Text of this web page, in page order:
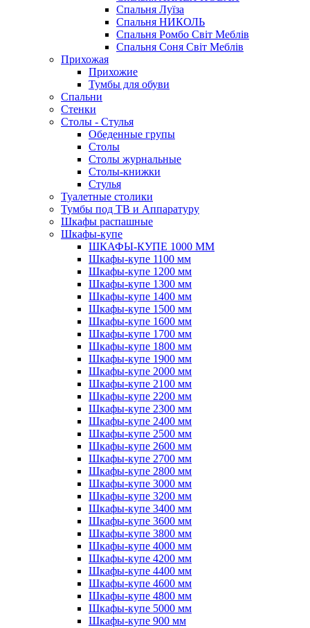
Спальня Луїза
Спальня НИКОЛЬ
Спальня Ромбо Світ Меблів
Спальня Соня Світ Меблів
Прихожая
Прихожие
Тумбы для обуви
Спальни
Стенки
Столы - Стулья
Обеденные групы
Столы
Столы журнальные
Столы-книжки
Стулья
Туалетные столики
Тумбы под ТВ и Аппаратуру
Шкафы распашные
Шкафы-купе
ШКАФЫ-КУПЕ 1000 ММ
Шкафы-купе 1100 мм
Шкафы-купе 1200 мм
Шкафы-купе 1300 мм
Шкафы-купе 1400 мм
Шкафы-купе 1500 мм
Шкафы-купе 1600 мм
Шкафы-купе 1700 мм
Шкафы-купе 1800 мм
Шкафы-купе 1900 мм
Шкафы-купе 2000 мм
Шкафы-купе 2100 мм
Шкафы-купе 2200 мм
Шкафы-купе 2300 мм
Шкафы-купе 2400 мм
Шкафы-купе 2500 мм
Шкафы-купе 2600 мм
Шкафы-купе 2700 мм
Шкафы-купе 2800 мм
Шкафы-купе 3000 мм
Шкафы-купе 3200 мм
Шкафы-купе 3400 мм
Шкафы-купе 3600 мм
Шкафы-купе 3800 мм
Шкафы-купе 4000 мм
Шкафы-купе 4200 мм
Шкафы-купе 4400 мм
Шкафы-купе 4600 мм
Шкафы-купе 4800 мм
Шкафы-купе 5000 мм
Шкафы-купе 900 мм